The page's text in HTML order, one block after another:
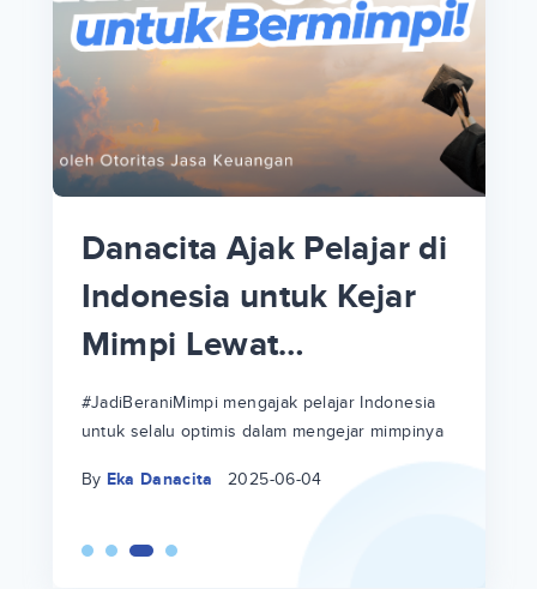
Danacita Ajak Pelajar di
Indonesia untuk Kejar
Mimpi Lewat
#JadiBeraniMimpi
#JadiBeraniMimpi mengajak pelajar Indonesia
untuk selalu optimis dalam mengejar mimpinya
By Eka Danacita 2025-06-04